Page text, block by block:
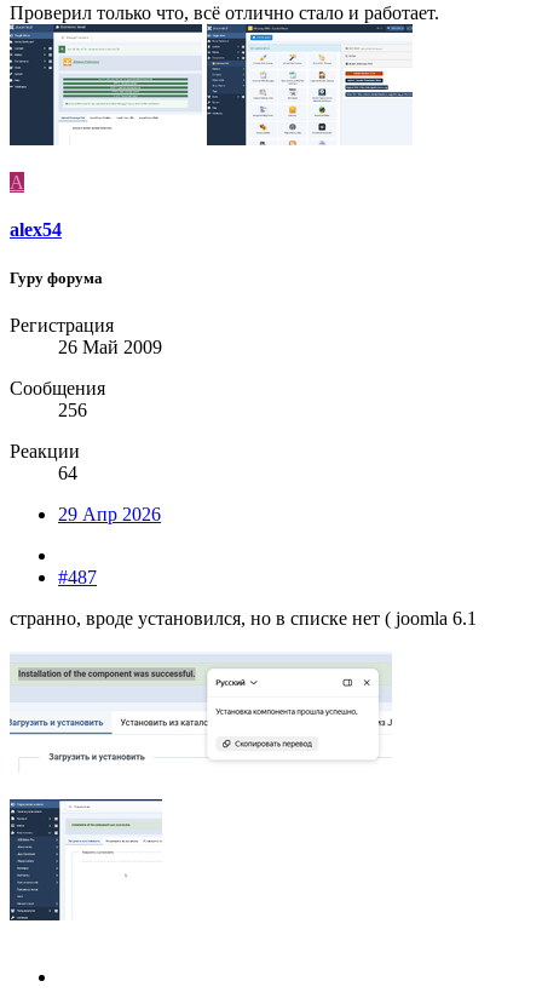
Проверил только что, всё отлично стало и работает.
A
alex54
Гуру форума
Регистрация
26 Май 2009
Сообщения
256
Реакции
64
29 Апр 2026
#487
странно, вроде установился, но в списке нет ( joomla 6.1